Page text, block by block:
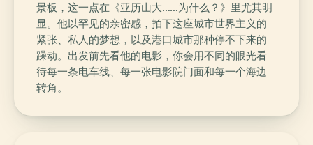
景板，这一点在《亚历山大……为什么？》里尤其明
显。他以罕见的亲密感，拍下这座城市世界主义的
紧张、私人的梦想，以及港口城市那种停不下来的
躁动。出发前先看他的电影，你会用不同的眼光看
待每一条电车线、每一张电影院门面和每一个海边
转角。